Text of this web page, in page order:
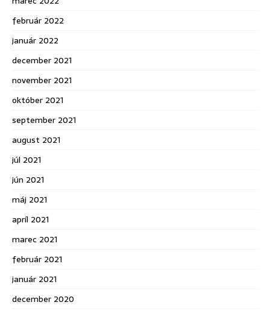
február 2022
január 2022
december 2021
november 2021
október 2021
september 2021
august 2021
júl 2021
jún 2021
máj 2021
apríl 2021
marec 2021
február 2021
január 2021
december 2020